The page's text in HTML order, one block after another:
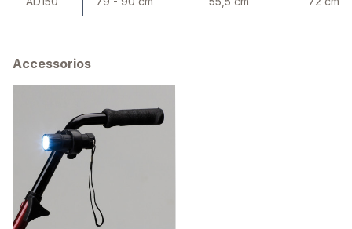
Accessorios